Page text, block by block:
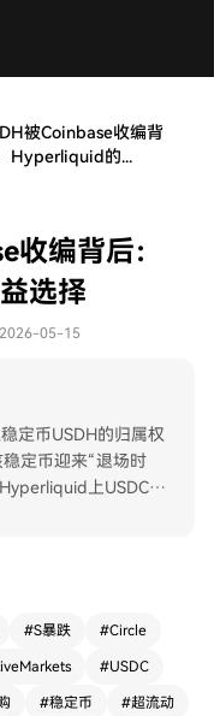
被Coinbase收编背
Hyperliquid的...
编背后：
选择
05-15
定币USDH的归属权
定币迎来“退场时
上USDC的
；Hyperliquid协议将
因与Coinbase的合作
行商Native Markets
#S暴跌 #Circle
#USDC
#稳定币 #超流动